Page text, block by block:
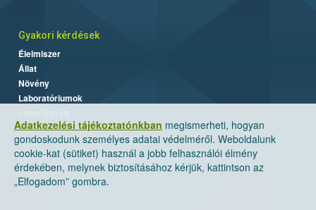
Adatkezelési tájékoztatónkban megismerheti, hogyan
gondoskodunk személyes adatai védelméről. Weboldalunk
cookie-kat (sütiket) használ a jobb felhasználói élmény
érdekében, melynek biztosításához kérjük, kattintson az
„Elfogadom” gombra.
Gyakori kérdések
Élelmiszer
Állat
Növény
Laboratóriumok